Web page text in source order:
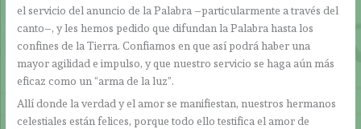
el servicio del anuncio de la Palabra –particularmente a través del
canto–, y les hemos pedido que difundan la Palabra hasta los
confines de la Tierra. Confiamos en que así podrá haber una
mayor agilidad e impulso, y que nuestro servicio se haga aún más
eficaz como un “arma de la luz”.
Allí donde la verdad y el amor se manifiestan, nuestros hermanos
celestiales están felices, porque todo ello testifica el amor de